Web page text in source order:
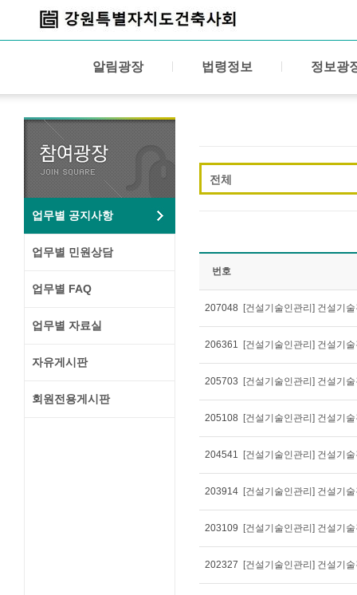
알림광장 법령정보 정보광
업무별 공지사항
업무별 민원상담
업무별 FAQ
업무별 자료실
자유게시판
회원전용게시판
전체
번호
207048 [건설기술인관리] 건설기
206361 [건설기술인관리] 건설기
205703 [건설기술인관리] 건설기
205108 [건설기술인관리] 건설기
204541 [건설기술인관리] 건설기
203914 [건설기술인관리] 건설기
203109 [건설기술인관리] 건설기
202327 [건설기술인관리] 건설기